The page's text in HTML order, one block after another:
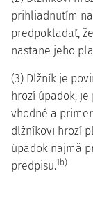
prihliadnutím
predpokladať,
nastane jeho
(3) Dlžník je
hrozí úpadok,
vhodné a
dlžníkovi hrozí
úpadok najmä
predpisu.1b)